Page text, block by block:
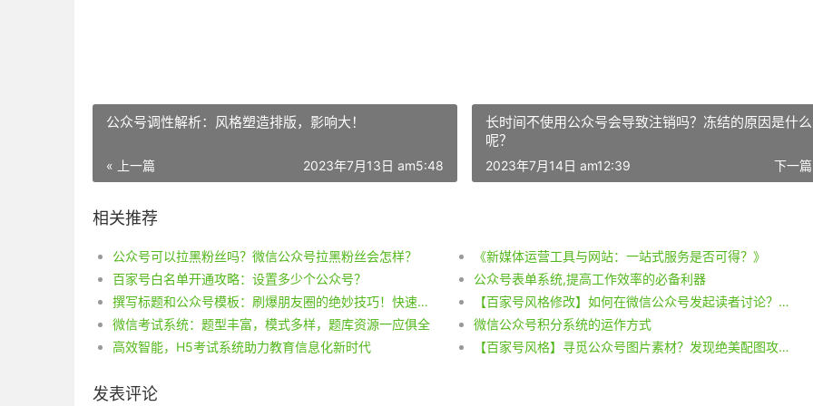
公众号调性解析：风格塑造排版，影响大！
« 上一篇 2023年7月13日 am5:48
长时间不使用公众号会导致注销吗？冻结的原因是什么
呢？
下一
2023年7月14日 am12:39
相关推荐
公众号可以拉黑粉丝吗？微信公众号拉黑粉丝会怎样？
《新媒体运营工具与网站：一站式服务是否可得？》
百家号白名单开通攻略：设置多少个公众号？
公众号表单系统,提高工作效率的必备利器
撰写标题和公众号模板：刷爆朋友圈的绝妙技巧！快速完成攻略揭秘！
【百家号风格修改】如何在微信公众号发起读者讨论？设置精选的公众号读者讨论方法！
微信考试系统：题型丰富，模式多样，题库资源一应俱全
微信公众号积分系统的运作方式
高效智能，H5考试系统助力教育信息化新时代
【百家号风格】寻觅公众号图片素材？发现绝美配图攻略！
发表评论